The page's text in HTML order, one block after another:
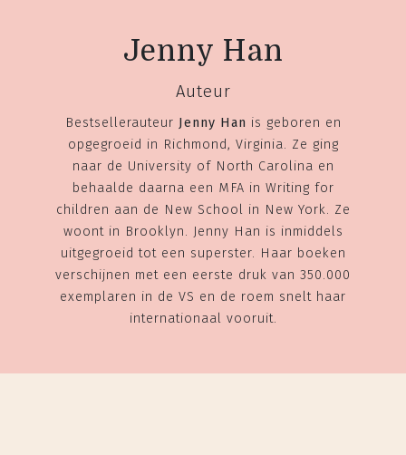
Jenny Han
Auteur
Bestsellerauteur Jenny Han is geboren en
opgegroeid in Richmond, Virginia. Ze ging
naar de University of North Carolina en
behaalde daarna een MFA in Writing for
children aan de New School in New York. Ze
woont in Brooklyn. Jenny Han is inmiddels
uitgegroeid tot een superster. Haar boeken
verschijnen met een eerste druk van 350.000
exemplaren in de VS en de roem snelt haar
internationaal vooruit.